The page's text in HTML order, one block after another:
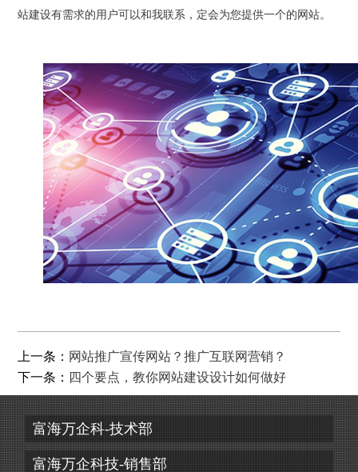
站建设有需求的用户可以和我联系，定会为您提供一个的网站。
上一条： 网站推广宣传网站？推广互联网营销？
下一条： 四个要点，教你网站建设设计如何做好
富海万企科-技术部
富海万企科技-销售部